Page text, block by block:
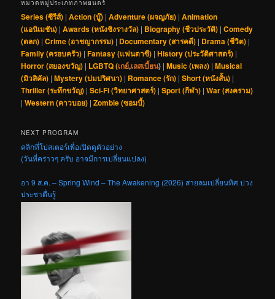
หมวดหมู่ประเภทภาพยนตร์
Series (ซีรีส์) |Action (บู๊) |Adventure (ผจญภัย) |Animation
(แอนิเมชัน) |Awards (หนังชิงรางวัล) | Biography (ชีวประวัติ) |Comedy
(ตลก) |Crime (อาชญากรรม) | Documentary (สารคดี) | Drama (ชีวิต) |
Family (ครอบครัว) |Fantasy (แฟนตาซี) |History (ประวัติศาสตร์) |
Horror (สยองขวัญ) | LGBTQ (เกย์,เลสเบี้ยน) |Music (เพลง) |Musical
(มิวสิคัล) |Mystery (ปมปริศนา) | Romance (รัก) |Short (หนังสั้น) |
Thriller (ระทึกขวัญ) |Sci-Fi (วิทยาศาสตร์) |Sport (กีฬา) |War (สงคราม)
|Western (คาวบอย) |Zombie (ซอมบี้)
NEXT PROGRAM
คลิกที่โปสเตอร์เพื่อเปิดดูตัวอย่าง
(วันที่คร่าวๆ ครับ อาจมีการเปลี่ยนแปลง)
อา 9 ส.ค. – Spring Wind – The Awakening (2026) สายลมเปลี่ยนทิศ ปวง
ประชาตื่นรู้